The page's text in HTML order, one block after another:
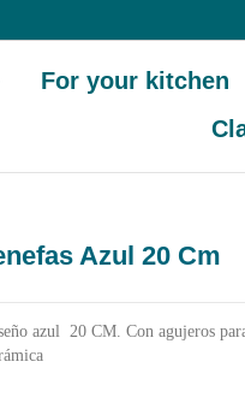
For your kitchen
Azul 20 Cm
azul 20 CM. Con agujeros